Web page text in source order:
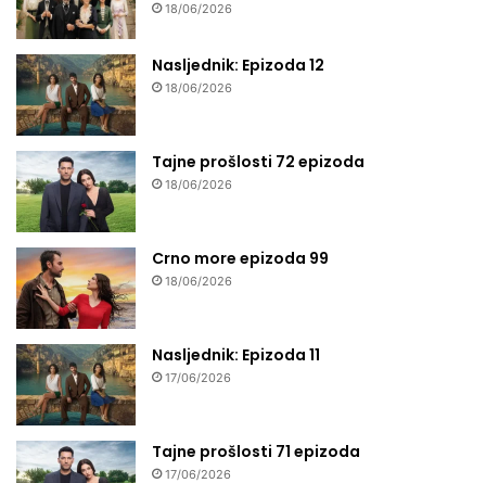
18/06/2026
Nasljednik: Epizoda 12
18/06/2026
Tajne prošlosti 72 epizoda
18/06/2026
Crno more epizoda 99
18/06/2026
Nasljednik: Epizoda 11
17/06/2026
Tajne prošlosti 71 epizoda
17/06/2026